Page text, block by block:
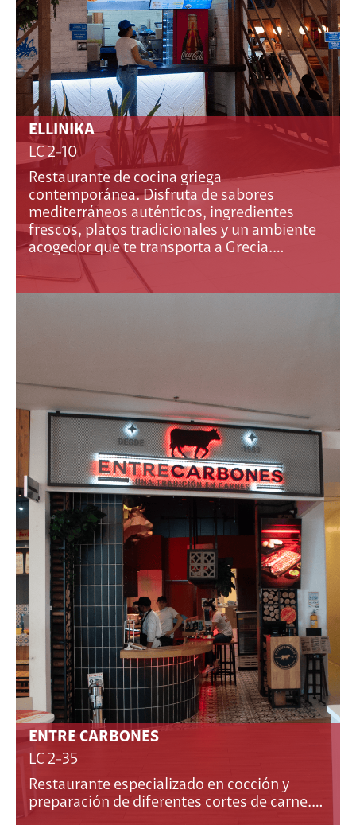
ELLINIKA
LC 2-10
Restaurante de cocina griega
contemporánea. Disfruta de sabores
mediterráneos auténticos, ingredientes
frescos, platos tradicionales y un ambiente
acogedor que te transporta a Grecia.…
ENTRE CARBONES
LC 2-35
Restaurante especializado en cocción y
preparación de diferentes cortes de carne.…